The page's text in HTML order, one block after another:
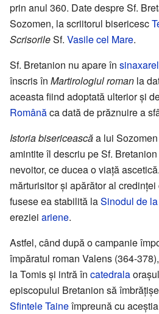
prin anul 360. Date despre Sf.
Sozomen, la scriitorul bisericesc
ScrisorileSf. Vasile cel Mare.
Sf. Bretanion nu apare în
înscris în Martirologiul roman la
aceasta fiind adoptată ulterior și
Românăca dată de prăznuire a
Istoria bisericeascăa lui
amintite îl descriu pe Sf.
nevoitor, ce ducea o viață
mărturisitor și apărător al
fusese ea stabilită laSinodul de
ereziei ariene.
Astfel, când după o campanie
împăratul roman Valens (364-
la Tomis și intră în catedrala
episcopului Bretanion să
Sfintele Taineîmpreună cu